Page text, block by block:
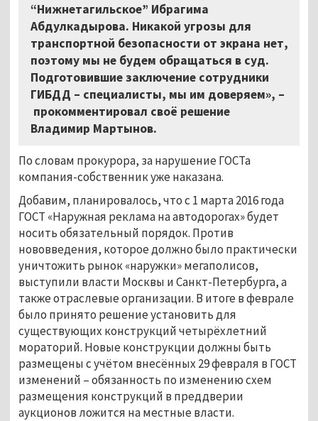
“Нижнетагильское” Ибрагима
Абдулкадырова. Никакой угрозы для
транспортной безопасности от экрана нет,
поэтому мы не будем обращаться в суд.
Подготовившие заключение сотрудники
ГИБДД – специалисты, мы им доверяем», –
прокомментировал своё решение
Владимир Мартынов.
По словам прокурора, за нарушение ГОСТа
компания-собственник уже наказана.
Добавим, планировалось, что с 1 марта 2016 года
ГОСТ «Наружная реклама на автодорогах» будет
носить обязательный порядок. Против
нововведения, которое должно было практически
уничтожить рынок «наружки» мегаполисов,
выступили власти Москвы и Санкт-Петербурга, а
также отраслевые организации. В итоге в феврале
было принято решение установить для
существующих конструкций четырёхлетний
мораторий. Новые конструкции должны быть
размещены с учётом внесённых 29 февраля в ГОСТ
изменений – обязанность по изменению схем
размещения конструкций в преддверии
аукционов ложится на местные власти.